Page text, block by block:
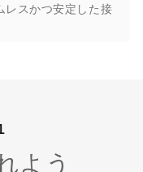
レスかつ安定した接
よう